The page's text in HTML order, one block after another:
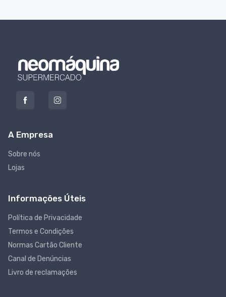
A Empresa
Sobre nós
Lojas
Informações Úteis
Política de Privacidade
Termos e Condições
Normas Cartão Cliente
Canal de Denúncias
Livro de reclamações